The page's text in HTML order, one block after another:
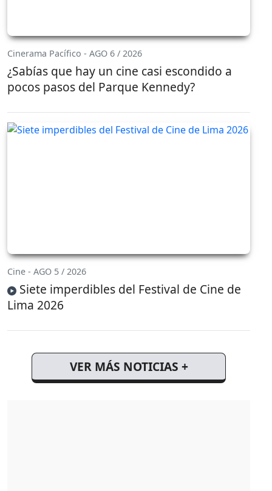
Cinerama Pacífico - AGO 6 / 2026
¿Sabías que hay un cine casi escondido a
pocos pasos del Parque Kennedy?
Cine - AGO 5 / 2026
Siete imperdibles del Festival de Cine de
Lima 2026
VER MÁS NOTICIAS +